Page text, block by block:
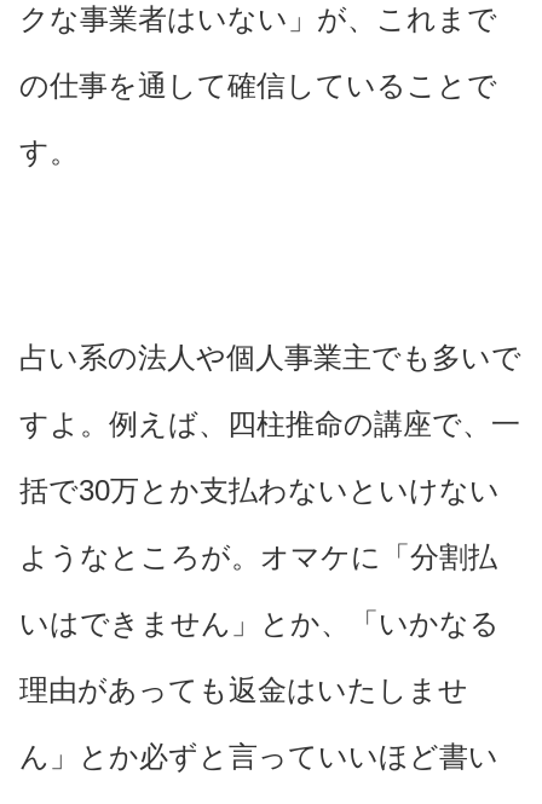
クな事業者はいない」が、これまで
の仕事を通して確信していることで
す。
占い系の法人や個人事業主でも多いで
すよ。例えば、四柱推命の講座で、一
括で30万とか支払わないといけない
ようなところが。オマケに「分割払
いはできません」とか、「いかなる
理由があっても返金はいたしませ
ん」とか必ずと言っていいほど書い